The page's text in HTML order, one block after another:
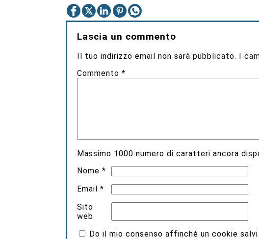
Lascia un commento
Il tuo indirizzo email non sarà pubblicato. I
Commento*
Massimo 1000 numero di caratteri ancora
Nome*
Email*
Sito
web
Do il mio consenso affinché un cookie